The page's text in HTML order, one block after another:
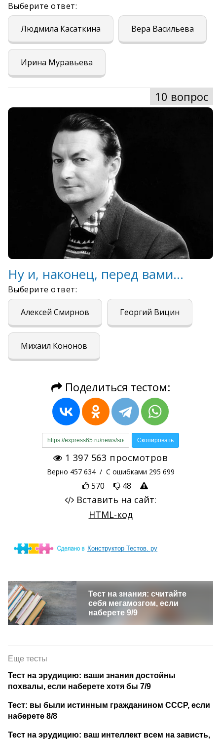
Конструктор Тестов. ру
Тест на знания: считайте
себя мегамозгом, если
наберете 9/9
Еще тесты
Тест на эрудицию: ваши знания достойны
похвалы, если наберете хотя бы 7/9
Тест: вы были истинным гражданином СССР, если
наберете 8/8
Тест на эрудицию: ваш интеллект всем на зависть,